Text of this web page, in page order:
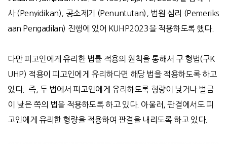
사 (Penyidikan), 공소제기 (Penuntutan), 법원 심리 (Pemeriks
aan Pengadilan) 진행에 있어 KUHP2023을 적용하도록 했다.
다만 피고인에게 유리한 법률 적용의 원칙을 통해서 구 형법(구K
UHP) 적용이 피고인에게 유리하다면 해당 법을 적용하도록 하고
있다. 즉, 두 법에서 피고인에게 유리하도록 형량이 낮거나 벌금
이 낮은 쪽의 법을 적용하도록 하고 있다. 아울러, 판결에서도 피
고인에게 유리한 형량을 적용하여 판결을 내리도록 하고 있다.